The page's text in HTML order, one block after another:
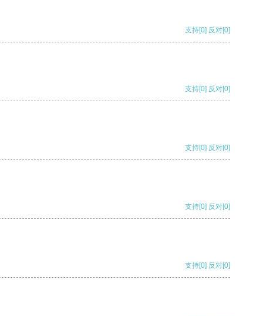
支持[0] 反对[0]
支持[0] 反对[0]
支持[0] 反对[0]
支持[0] 反对[0]
支持[0] 反对[0]